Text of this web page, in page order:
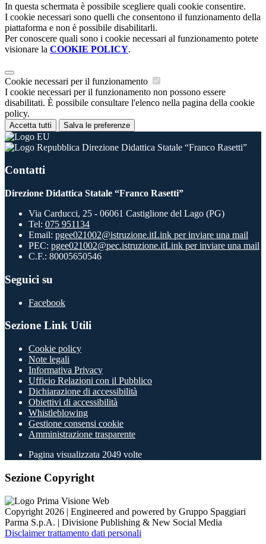
In questa schermata è possibile scegliere quali cookie consentire.
I cookie necessari sono quelli che consentono il funzionamento della
piattaforma e non è possibile disabilitarli.
Per conoscere quali sono i cookie necessari al funzionamento potete
visionare la COOKIE POLICY.
Cookie necessari per il funzionamento
I cookie necessari per il funzionamento non possono essere
disabilitati. È possibile consultare l'elenco nella pagina della cookie
policy.
Accetta tutti Salva le preferenze
Direzione Didattica Statale “Franco Rasetti”
Contatti
Direzione Didattica Statale “Franco Rasetti”
Via Carducci, 25 - 06061 Castiglione del Lago (PG)
Tel: 075 951134
Email: pgee021002@istruzione.itLink per inviare una mail
PEC: pgee021002@pec.istruzione.itLink per inviare una mail
C.F.: 80005650546
Seguici su
Facebook
Sezione Link Utili
Cookie policy
Note legali
Informativa Privacy
Ufficio Relazioni con il Pubblico
Dichiarazione di accessibilità
Obiettivi di accessibilità
Whistleblowing
Gestione consensi cookie
Amministrazione trasparente
Pagina visualizzata 2049 volte
Sezione Copyright
Copyright 2026 | Engineered and powered by Gruppo Spaggiari
Parma S.p.A. | Divisione Publishing & New Social Media
Disclaimer trattamento dati personali